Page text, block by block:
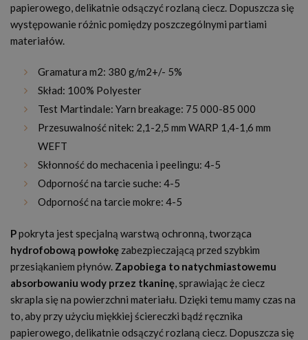
papierowego, delikatnie odsączyć rozlaną ciecz. Dopuszcza się
występowanie różnic pomiędzy poszczególnymi partiami
materiałów.
Gramatura m2: 380 g/m2+/- 5%
Skład: 100% Polyester
Test Martindale: Yarn breakage: 75 000-85 000
Przesuwalność nitek: 2,1-2,5 mm WARP 1,4-1,6 mm
WEFT
Skłonność do mechacenia i peelingu: 4-5
Odporność na tarcie suche: 4-5
Odporność na tarcie mokre: 4-5
Ppokryta jest specjalną warstwą ochronną, tworząca
hydrofobową powłokę zabezpieczającą przed szybkim
przesiąkaniem płynów. Zapobiega to natychmiastowemu
absorbowaniu wody przez tkaninę, sprawiając że ciecz
skrapla się na powierzchni materiału. Dzięki temu mamy czas na
to, aby przy użyciu miękkiej ściereczki bądź ręcznika
papierowego, delikatnie odsączyć rozlaną ciecz. Dopuszcza się